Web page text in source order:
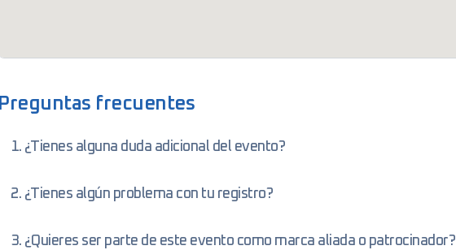
Preguntas frecuentes
1. ¿Tienes alguna duda adicional del evento?
2. ¿Tienes algún problema con tu registro?
3. ¿Quieres ser parte de este evento como marca aliada o patrocinador?